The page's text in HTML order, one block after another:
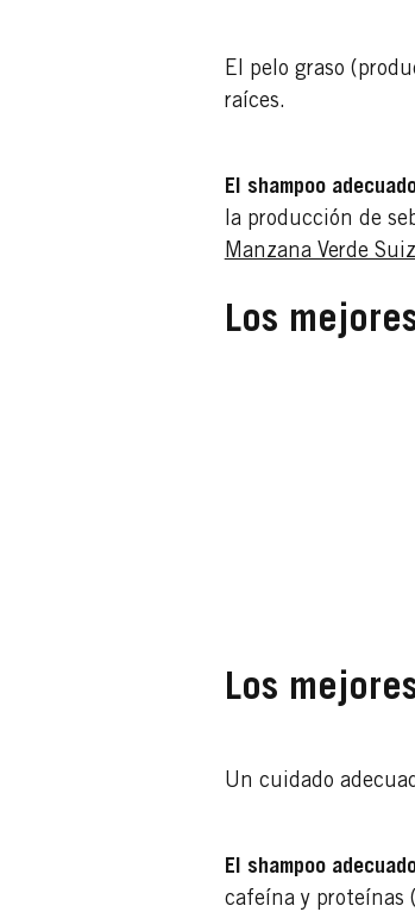
El pelo graso
raíces.
El shampoo
la producción de
Manzana Verde
Los
Los
Un cuidado
El shampoo
cafeína y proteínas